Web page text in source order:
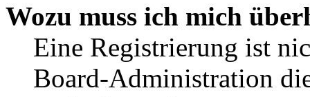
Wozu muss ich mich
Eine Registrierung ist
Board-Administration